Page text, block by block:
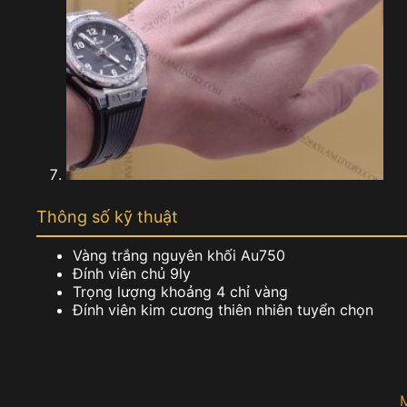
Thông số kỹ thuật
Vàng trắng nguyên khối Au750
Đính viên chủ 9ly
Trọng lượng khoảng 4 chỉ vàng
Đính viên kim cương thiên nhiên tuyển chọn